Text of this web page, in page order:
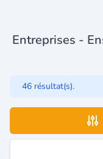
Entreprises -
46 résultat(s).